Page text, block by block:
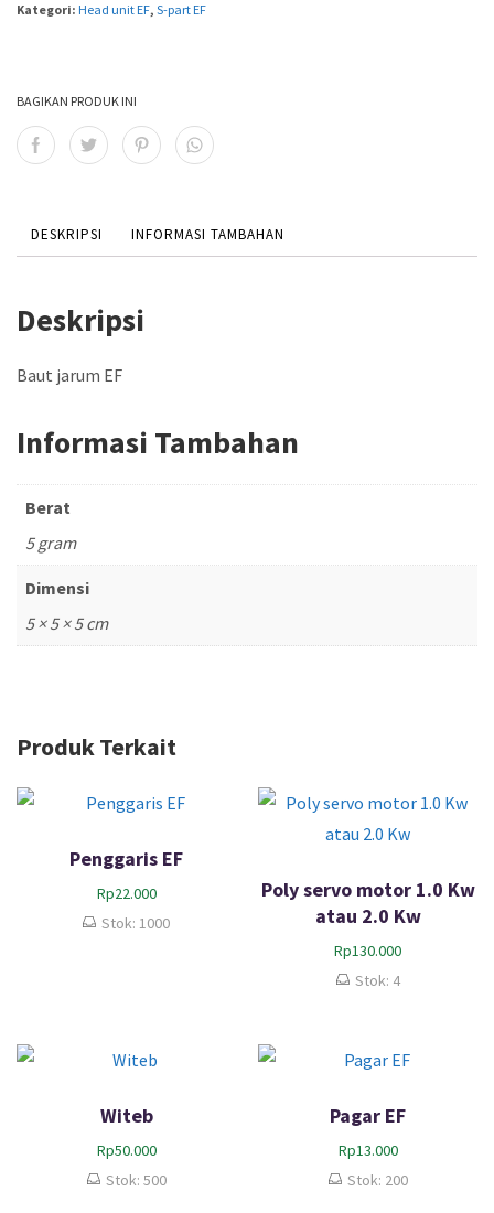
Kategori: Head unit EF, S-part EF
BAGIKAN PRODUK INI
DESKRIPSI INFORMASI TAMBAHAN
Deskripsi
Baut jarum EF
Informasi Tambahan
Berat
5 gram
Dimensi
5 × 5 × 5 cm
Produk Terkait
Penggaris EF
Rp22.000
Stok: 1000
Poly servo motor 1.0 Kw
atau 2.0 Kw
Rp130.000
Stok: 4
Witeb
Rp50.000
Stok: 500
Pagar EF
Rp13.000
Stok: 200